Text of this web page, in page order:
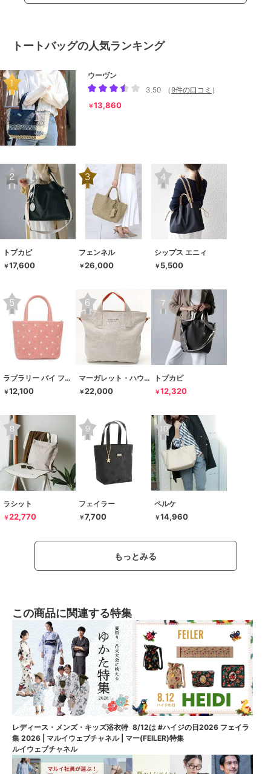
トートバッグの人気ランキング
ウーヴン
3.50
（ 9件の口コミ ）
￥13,860
トプカピ
￥17,600
フェンネル
￥26,000
シップス エニィ
￥ 5,500
ラブラリー バイ フェイラー
￥12,100
マーガレット・ハウエル アイデア
￥22,000
トプカピ
￥12,320
ラシット
￥22,770
フェイラー
￥7,700
ペルケ
￥14,960
もっとみる
この商品に関連する特集
レディース・メンズ・キッズ浴衣特
集 2026 | マルイウェブチャネル | マ
ルイウェブチャネル
8/12は #ハイジの日2026 フェイラ
ー(FEILER)特集